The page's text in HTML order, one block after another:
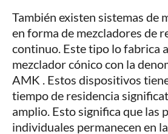
También existen sistemas de
en forma de mezcladores de
continuo. Este tipo lo fabrica
mezclador cónico con la
AMK . Estos dispositivos
tiempo de residencia
amplio. Esto significa que las
individuales permanecen en